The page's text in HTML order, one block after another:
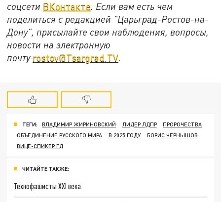
соцсети ВКонтакте. Если вам есть чем
поделиться с редакцией "Царьград-Ростов-на-
Дону", присылайте свои наблюдения, вопросы,
новости на электронную
почту rostov@Tsargrad.ТV.
ТЕГИ: ВЛАДИМИР ЖИРИНОВСКИЙ ЛИДЕР ЛДПР
ПРОРОЧЕСТВА
ОБЪЕДИНЕНИЕ РУССКОГО МИРА
В 2025 ГОДУ
БОРИС ЧЕРНЫШОВ
ВИЦЕ-СПИКЕР ГД
ЧИТАЙТЕ ТАКЖЕ:
Технофашисты XXI века